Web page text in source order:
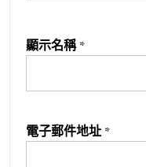
顯示名稱 *
電子郵件地址 *